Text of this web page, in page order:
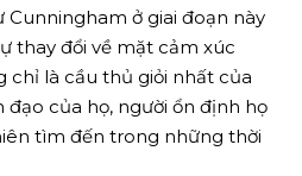
ở giai đoạn này
thay đổi về mặt cảm xúc
chỉ là cầu thủ giỏi nhất của
đạo của họ, người ổn định họ
tìm đến trong những thời